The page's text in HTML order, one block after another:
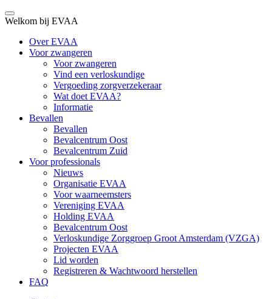
Welkom bij EVAA
Over EVAA
Voor zwangeren
Voor zwangeren
Vind een verloskundige
Vergoeding zorgverzekeraar
Wat doet EVAA?
Informatie
Bevallen
Bevallen
Bevalcentrum Oost
Bevalcentrum Zuid
Voor professionals
Nieuws
Organisatie EVAA
Voor waarneemsters
Vereniging EVAA
Holding EVAA
Bevalcentrum Oost
Verloskundige Zorggroep Groot Amsterdam (VZGA)
Projecten EVAA
Lid worden
Registreren & Wachtwoord herstellen
FAQ